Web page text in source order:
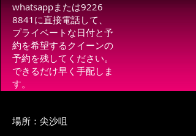
whatsappまたは9226
8841に直接電話して、
プライベートな日付と予
約を希望するクイーンの
予約を残してください。
できるだけ早く手配しま
す。
場所：尖沙咀